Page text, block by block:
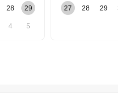
28 29
4 5
27 28 29